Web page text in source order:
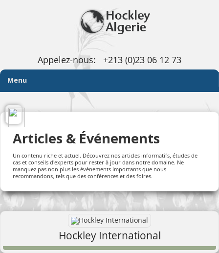
Appelez-nous: +213 (0)23 06 12 73
Menu
Articles & Événements
Un contenu riche et actuel. Découvrez nos articles informatifs, études de
cas et conseils d'experts pour rester à jour dans notre domaine. Ne
manquez pas non plus les événements importants que nous
recommandons, tels que des conférences et des foires.
Hockley International